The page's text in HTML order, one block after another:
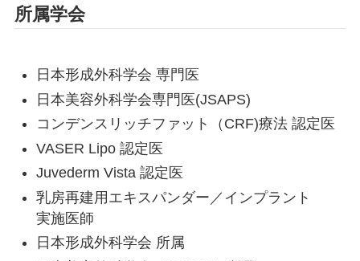
施術一覧
肌の施術
身体の施術
脂肪吸引
所属学会
日本形成外科学会 専門医
日本美容外科学会専門医(JSAPS)
コンデンスリッチファット（CRF)療法 認定医
VASER Lipo 認定医
Juvederm Vista 認定医
乳房再建用エキスパンダー／インプラント
実施医師
日本形成外科学会 所属